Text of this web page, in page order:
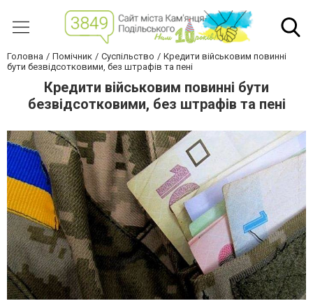
Головна Помічник Суспільство
Кредити військовим повинні
бути безвідсотковими, без штрафів та пені
Кредити військовим повинні бути
безвідсотковими, без штрафів та пені